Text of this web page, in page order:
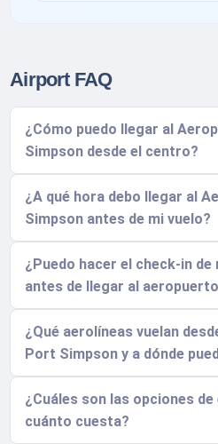
Airport FAQ
¿Cómo puedo llegar al
Simpson desde el centro?
¿A qué hora debo llegar al
Simpson antes de mi vuelo?
¿Puedo hacer el check-in de
antes de llegar al
¿Qué aerolíneas vuelan
Port Simpson y a dónde
¿Cuáles son las opciones
cuánto cuesta?